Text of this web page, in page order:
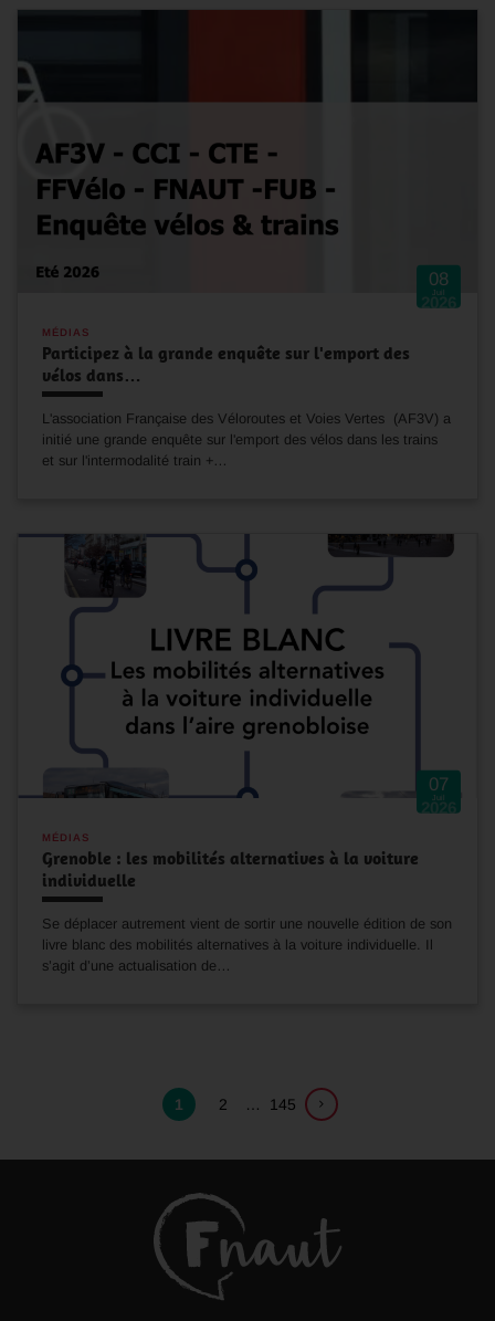
08
Juil
2026
MÉDIAS
Participez à la grande enquête sur l'emport des
vélos dans…
L'association Française des Véloroutes et Voies Vertes (AF3V) a
initié une grande enquête sur l'emport des vélos dans les trains
et sur l'intermodalité train +…
07
Juil
2026
MÉDIAS
Grenoble : les mobilités alternatives à la voiture
individuelle
Se déplacer autrement vient de sortir une nouvelle édition de son
livre blanc des mobilités alternatives à la voiture individuelle. Il
s’agit d’une actualisation de…
1 2 … 145